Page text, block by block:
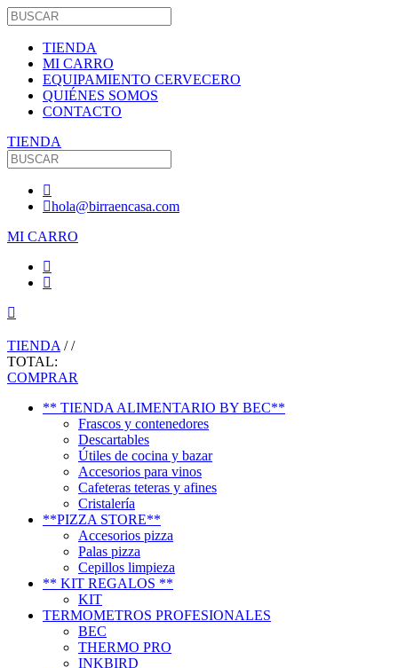
TIENDA
MI CARRO
EQUIPAMIENTO CERVECERO
QUIÉNES SOMOS
CONTACTO
TIENDA
hola@birraencasa.com
MI CARRO
TIENDA //
TOTAL:
COMPRAR
** TIENDA ALIMENTARIO BY BEC**
Frascos y contenedores
Descartables
Útiles de cocina y bazar
Accesorios para vinos
Cafeteras teteras y afines
Cristalería
**PIZZA STORE**
Accesorios pizza
Palas pizza
Cepillos limpieza
** KIT REGALOS **
KIT
TERMOMETROS PROFESIONALES
BEC
THERMO PRO
INKBIRD